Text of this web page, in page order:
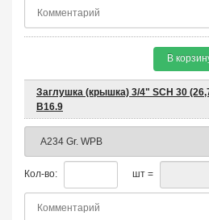
В
Заглушка (крышка) 3/4" SCH 30
B16.9
Кол-во: шт =